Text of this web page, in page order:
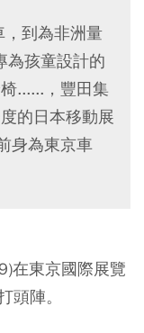
，到為非洲量
為孩童設計的
......，豐田集
的日本移動展
身為東京車
在東京國際展覽
頭陣。